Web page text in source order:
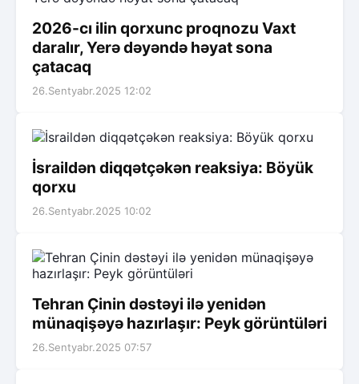
2026-cı ilin qorxunc proqnozu Vaxt
daralır, Yerə dəyəndə həyat sona
çatacaq
26.Sentyabr.2025 12:02
İsraildən diqqətçəkən reaksiya: Böyük
qorxu
26.Sentyabr.2025 10:02
Tehran Çinin dəstəyi ilə yenidən
münaqişəyə hazırlaşır: Peyk görüntüləri
26.Sentyabr.2025 07:57